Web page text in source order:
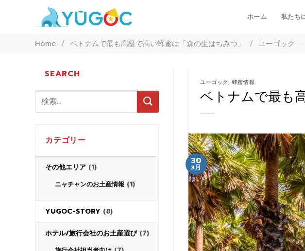
ホーム 私たち
Home / ベトナムで最も高級で高い蜂蜜は「森の生はちみつ」 / ユーゴック -
SEARCH
カテゴリー
その他エリア (1)
ニャチャンのお土産情報 (1)
YUGOC-STORY (8)
ホテル/旅行会社のお土産選び(7)
ユーゴック , 蜂蜜情報
ベトナムで最も
30
3月